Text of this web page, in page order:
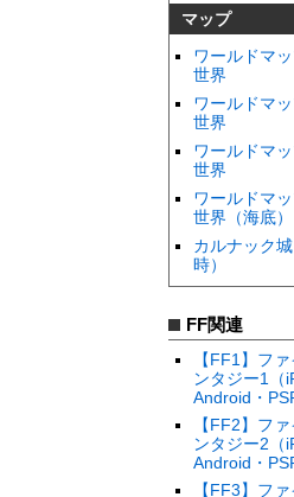
マップ
ワールドマ
世界
ワールドマ
世界
ワールドマ
世界
ワールドマ
世界（海底）
カルナック
時）
FF関連
【FF1】フ
ンタジー1（
Android・
【FF2】フ
ンタジー2（
Android・
【FF3】フ